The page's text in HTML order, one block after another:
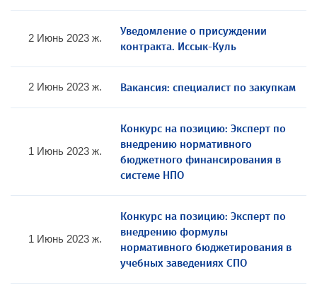
2 Июнь 2023 ж.
Уведомление о присуждении
контракта. Иссык-Куль
2 Июнь 2023 ж. Вакансия: специалист по закупкам
1 Июнь 2023 ж.
Конкурс на позицию: Эксперт по
внедрению нормативного
бюджетного финансирования в
системе НПО
1 Июнь 2023 ж.
Конкурс на позицию: Эксперт по
внедрению формулы
нормативного бюджетирования в
учебных заведениях СПО